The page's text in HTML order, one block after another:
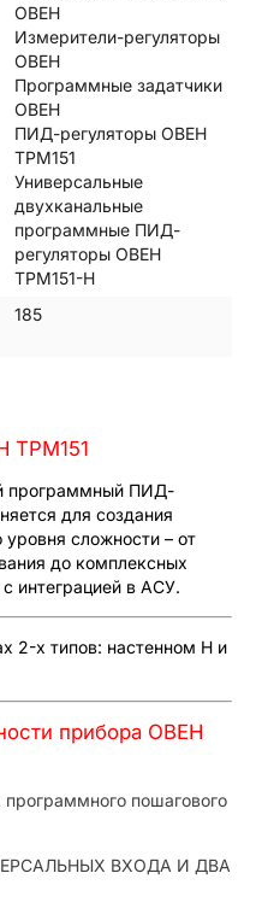
ОВЕН
Измерители-регуляторы
ОВЕН
Программные задатчики
ОВЕН
ПИД-регуляторы ОВЕН
ТРМ151
Универсальные
двухканальные
программные ПИД-
регуляторы ОВЕН
ТРМ151-Н
185
ТРМ151
программный ПИД-
для создания
сложности – от
до комплексных
интеграцией в АСУ.
2-х типов: настенном Н и
прибора ОВЕН
пошагового
ВХОДА И ДВА